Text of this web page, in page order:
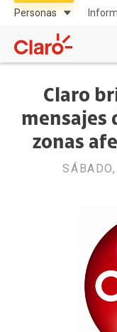
Claro
mensajes
zonas